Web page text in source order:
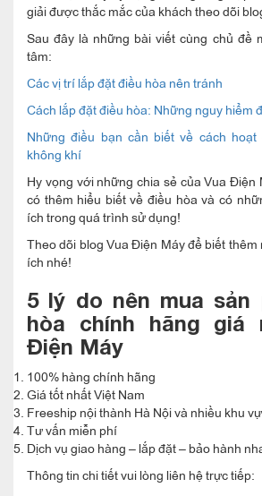
giải được thắc mắc của khách theo dõi
Sau đây là những bài viết cùng chủ đề
tâm:
Các vị trí lắp đặt điều hòa nên tránh
Cách lắp đặt điều hòa: Những nguy hiểm
Những điều bạn cần biết về cách
không khí
Hy vọng với những chia sẻ của Vua Điện
có thêm hiểu biết về điều hòa và có
ích trong quá trình sử dụng!
Theo dõi blog Vua Điện Máy để biết
ích nhé!
5 lý do nên mua sản
hòa chính hãng giá
Điện Máy
100% hàng chính hãng
Giá tốt nhất Việt Nam
Freeship nội thành Hà Nội và nhiều khu
Tư vấn miễn phí
Dịch vụ giao hàng – lắp đặt – bảo hành
Thông tin chi tiết vui lòng liên hệ trực tiếp: